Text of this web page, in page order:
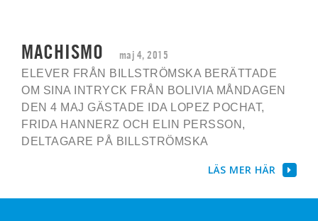
MACHISMO maj 4, 2015
ELEVER FRÅN BILLSTRÖMSKA BERÄTTADE
OM SINA INTRYCK FRÅN BOLIVIA MÅNDAGEN
DEN 4 MAJ GÄSTADE IDA LOPEZ POCHAT,
FRIDA HANNERZ OCH ELIN PERSSON,
DELTAGARE PÅ BILLSTRÖMSKA
LÄS MER HÄR